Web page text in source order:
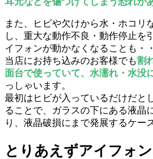
また、ヒビや欠けから水・ホコリ
し、重大な動作不良・動作停止を
イフォンが動かなくなることも・
当店にお持ち込みのお客様でも割
面台で使っていて、水濡れ・水没
っしゃいます。
最初はヒビが入っているだけだと
ることで、ガラスの下にある液晶
り、液晶破損にまで発展するケー
とりあえずアイフォ